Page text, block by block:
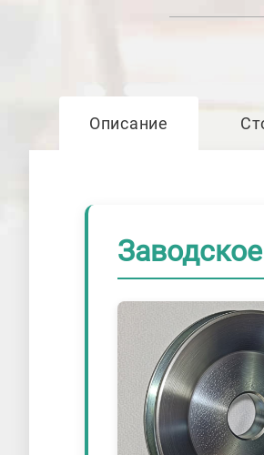
Описание